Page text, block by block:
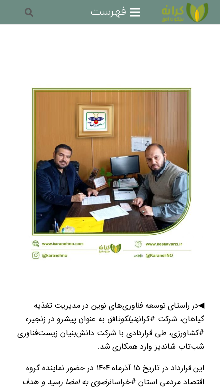
فهرست
◀در راستای توسعه فناوری‌های نوین در مدیریت تغذیه
گیاهان، شرکت #کرانهنیلگونافق به عنوان پیشرو در زنجیره
#کشاورزی، طی قراردادی با شرکت دانش‌بنیان زیست‌فناوری
شب‌تاب شاندیز وارد همکاری شد.
این قرارداد در تاریخ ۱۵ آذرماه ۱۴۰۴ در حضور نماینده گروه
اقتصاد مردمی استان #خراسانرضوی به امضا رسید و هدف